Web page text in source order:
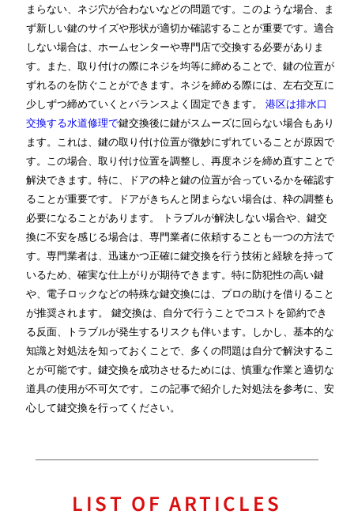
まらない、ネジ穴が合わないなどの問題です。このような場合、ま
ず新しい鍵のサイズや形状が適切か確認することが重要です。適合
しない場合は、ホームセンターや専門店で交換する必要がありま
す。また、取り付けの際にネジを均等に締めることで、鍵の位置が
ずれるのを防ぐことができます。ネジを締める際には、左右交互に
少しずつ締めていくとバランスよく固定できます。港区は排水口
交換する水道修理で鍵交換後に鍵がスムーズに回らない場合もあり
ます。これは、鍵の取り付け位置が微妙にずれていることが原因で
す。この場合、取り付け位置を調整し、再度ネジを締め直すことで
解決できます。特に、ドアの枠と鍵の位置が合っているかを確認す
ることが重要です。ドアがきちんと閉まらない場合は、枠の調整も
必要になることがあります。 トラブルが解決しない場合や、鍵交
換に不安を感じる場合は、専門業者に依頼することも一つの方法で
す。専門業者は、迅速かつ正確に鍵交換を行う技術と経験を持って
いるため、確実な仕上がりが期待できます。特に防犯性の高い鍵
や、電子ロックなどの特殊な鍵交換には、プロの助けを借りること
が推奨されます。 鍵交換は、自分で行うことでコストを節約でき
る反面、トラブルが発生するリスクも伴います。しかし、基本的な
知識と対処法を知っておくことで、多くの問題は自分で解決するこ
とが可能です。鍵交換を成功させるためには、慎重な作業と適切な
道具の使用が不可欠です。この記事で紹介した対処法を参考に、安
心して鍵交換を行ってください。
LIST OF ARTICLES